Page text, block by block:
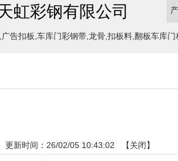
虹彩钢有限公司
告扣板,车库门彩钢带,龙骨,扣板料,翻板车库
更新时间：26/02/05 10:43:02 【关闭】